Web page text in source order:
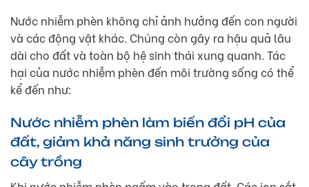
Nước nhiễm phèn không chỉ ảnh hưởng đến con người
và các động vật khác. Chúng còn gây ra hậu quả lâu
dài cho đất và toàn bộ hệ sinh thái xung quanh. Tác
hại của nước nhiễm phèn đến môi trường sống có thể
kể đến như:
Nước nhiễm phèn làm biến đổi pH của
đất, giảm khả năng sinh trưởng của
cây trồng